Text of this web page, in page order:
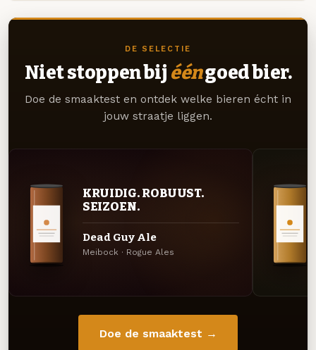
DE SELECTIE
Niet stoppen bij ééngoed bier.
Doe de smaaktest en ontdek welke bieren écht in
jouw straatje liggen.
KRUIDIG. ROBUUST.
SEIZOEN.
Dead Guy Ale
Meibock · Rogue Ales
Doe de smaaktest →